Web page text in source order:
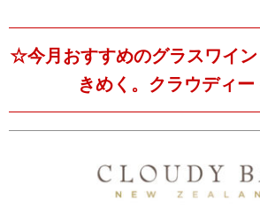
☆今月おすすめのグラスワイン
きめく。クラウディー